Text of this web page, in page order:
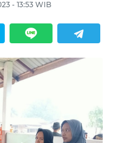
- 13:53 WIB